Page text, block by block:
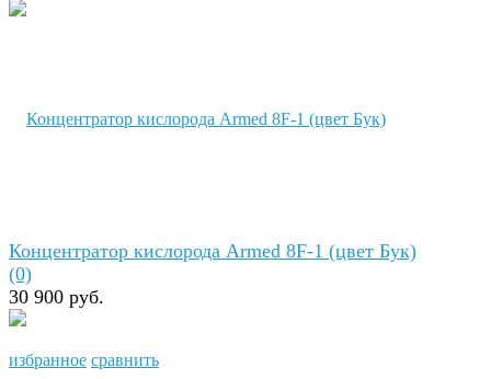
избранное сравнить
Концентратор кислорода Armed 8F-1 (цвет Бук)
(0)
30 900 руб.